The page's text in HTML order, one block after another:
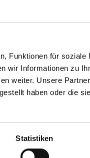
Funktionen für soziale
wir Informationen zu
weiter. Unsere
haben oder die
Statistiken